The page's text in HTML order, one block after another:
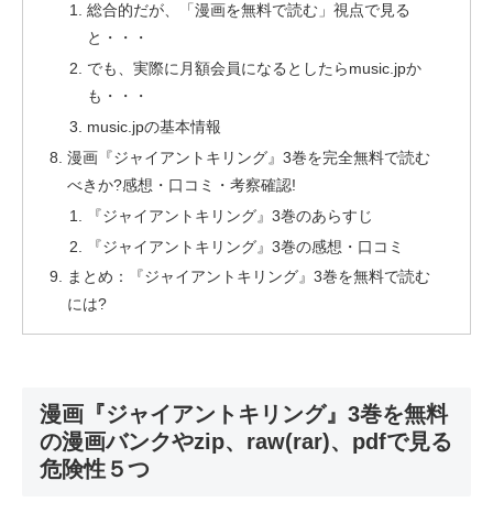
総合的だが、「漫画を無料で読む」視点で見る
と・・・
でも、実際に月額会員になるとしたらmusic.jpか
も・・・
music.jpの基本情報
漫画『ジャイアントキリング』3巻を完全無料で読む
べきか?感想・口コミ・考察確認!
『ジャイアントキリング』3巻のあらすじ
『ジャイアントキリング』3巻の感想・口コミ
まとめ：『ジャイアントキリング』3巻を無料で読む
には?
漫画『ジャイアントキリング』3巻を無料
の漫画バンクやzip、raw(rar)、pdfで見る
危険性５つ